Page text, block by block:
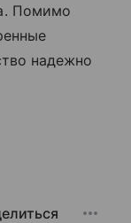
Помимо
надежно